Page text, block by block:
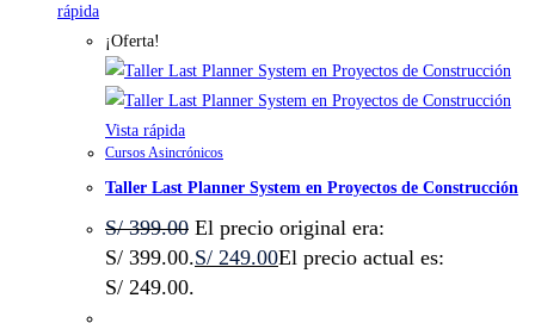
rápida
¡Oferta!
Vista rápida
Cursos Asincrónicos
Taller Last Planner System en Proyectos de Construcción
S/399.00 El precio original era:
S/ 399.00.S/ 249.00El precio actual es:
S/ 249.00.